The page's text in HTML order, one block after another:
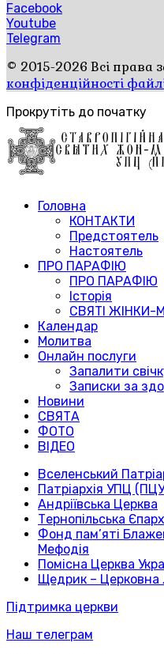
Facebook
Youtube
Telegram
© 2015-2026 Всі права
конфіденційності
Прокрутіть до початку
Головна
КОНТАКТИ
Предстоятель
Настоятель
ПРО ПАРАФІЮ
ПРО ПАРАФІЮ
Історія
СВЯТІ ЖІНКИ-
Календар
Молитва
Онлайн послуги
Запалити
Записки за
Новини
СВЯТА
ФОТО
ВІДЕО
Вселенський
Патріархія УПЦ
Андріївська Церква
Тернопільська
Фонд пам’яті
Мефодія
Помісна Церква
Щедрик – Церковна
Підтримка церкви
Наш телеграм